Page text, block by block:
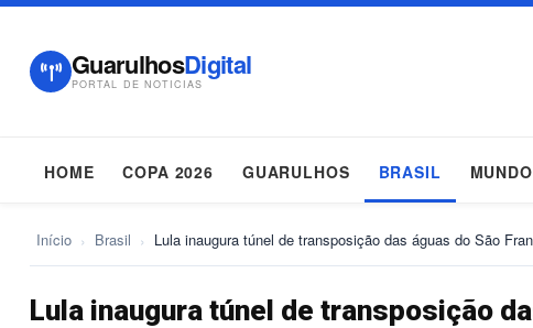
GuarulhosDigital
PORTAL DE NOTICIAS
HOME COPA 2026 GUARULHOS BRASIL MUNDO
Início › Brasil › Lula inaugura túnel de transposição das águas do São
Lula inaugura túnel de transposição